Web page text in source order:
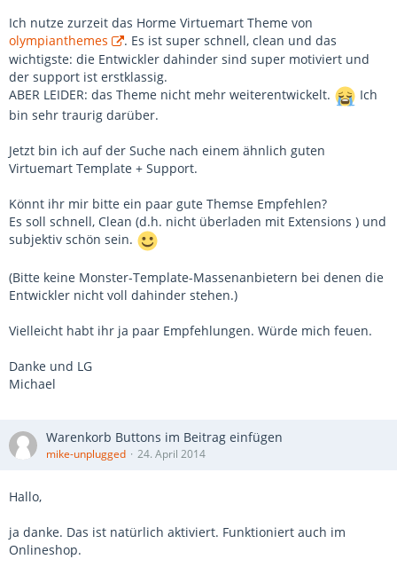
Ich nutze zurzeit das Horme Virtuemart Theme von
olympianthemes
. Es ist super schnell, clean und das
wichtigste: die Entwickler dahinder sind super motiviert und
der support ist erstklassig.
ABER LEIDER: das Theme nicht mehr weiterentwickelt.
Ich
bin sehr traurig darüber.
Jetzt bin ich auf der Suche nach einem ähnlich guten
Virtuemart Template + Support.
Könnt ihr mir bitte ein paar gute Themse Empfehlen?
Es soll schnell, Clean (d.h. nicht überladen mit Extensions ) und
subjektiv schön sein.
(Bitte keine Monster-Template-Massenanbietern bei denen die
Entwickler nicht voll dahinder stehen.)
Vielleicht habt ihr ja paar Empfehlungen. Würde mich feuen.
Danke und LG
Michael
Warenkorb Buttons im Beitrag einfügen
mike-unplugged 24. April 2014
Hallo,
ja danke. Das ist natürlich aktiviert. Funktioniert auch im
Onlineshop.